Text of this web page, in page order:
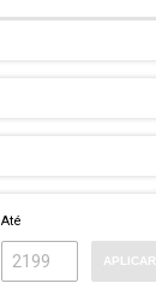
Até
APLICAR